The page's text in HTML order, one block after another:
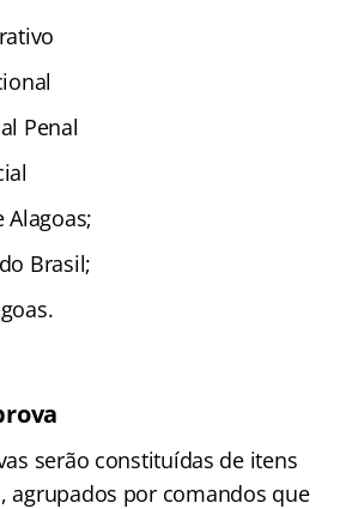
Penal
Alagoas;
Brasil;
serão constituídas de itens
agrupados por comandos que